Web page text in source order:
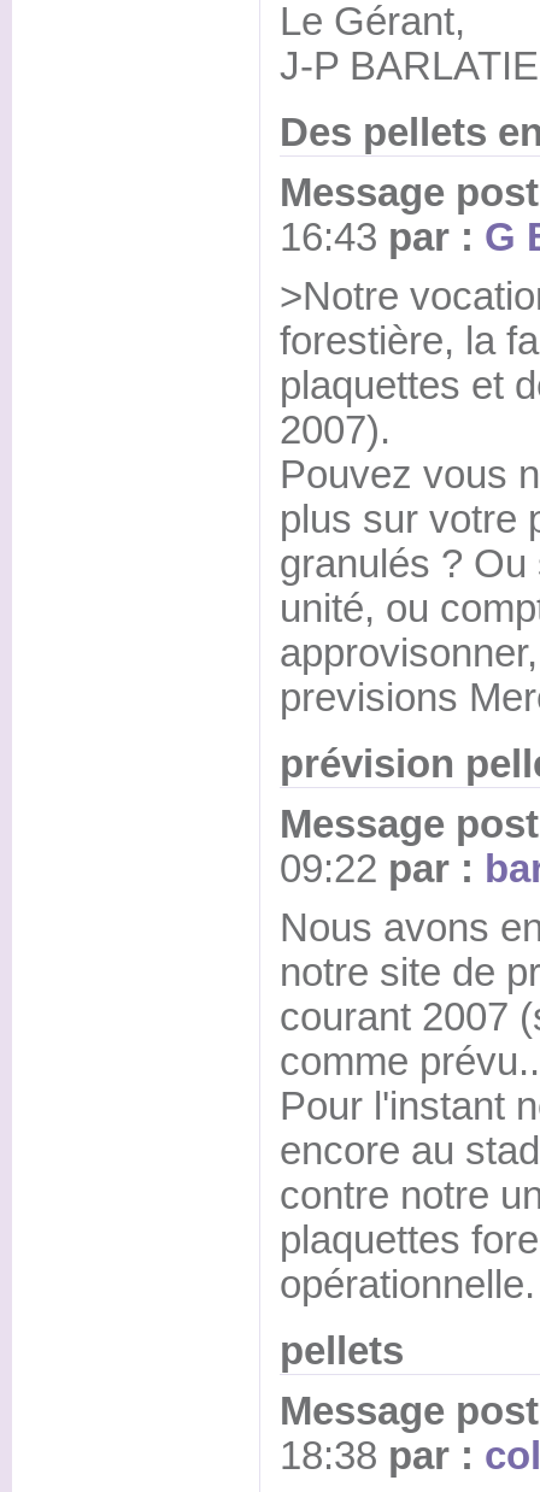
Le Gérant,
J-P
Des pellets
Message
16:43 par : G
>Notre
forestière, la
plaquettes et
2007).
Pouvez vous
plus sur votre
granulés ?
unité, ou
previsions
prévision
Message
09:22 par :
Nous avons
notre site de
courant 2007
comme
Pour l'instant
encore au
contre notre
plaquettes
opérationnelle.
pellets
Message
18:38 par :